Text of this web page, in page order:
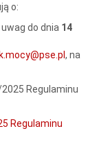
o:
do dnia 14
, na
Regulaminu
Regulaminu